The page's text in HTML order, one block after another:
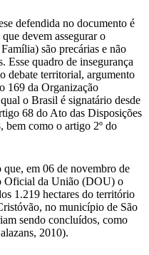
defendida no documento é
devem assegurar o
são precárias e não
Esse quadro de insegurança
debate territorial, argumento
169 da Organização
o Brasil é signatário desde
68 do Ato das Disposições
bem como o artigo 2º do
em 06 de novembro de
Oficial da União (DOU) o
1.219 hectares do território
no município de São
sendo concluídos, como
2010).